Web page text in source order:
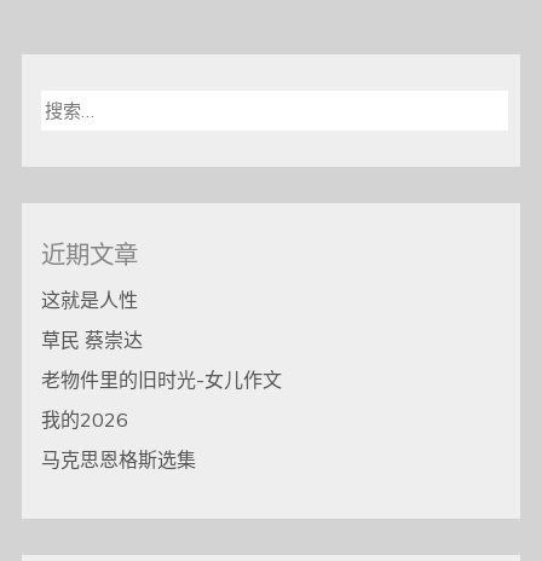
搜
近期文章
这就是人性
草民 蔡崇达
老物件里的旧时光-女儿作文
我的2026
马克思恩格斯选集